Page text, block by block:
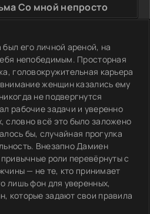
Со мной непросто
его личной ареной, на
непобедимым. Просторная
головокружительная карьера
женщин казались ему
не подвергнутся
рабочие задачи и уверенно
всё это было заложено
бы, случайная прогулка
Внезапно Дамиен
роли перевёрнуты с
— не те, кто принимает
лишь фон для уверенных,
которые задают свои правила